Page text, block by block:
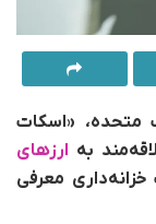
متحده، «اسکات
به ارزهای
خزانه‌داری معرفی